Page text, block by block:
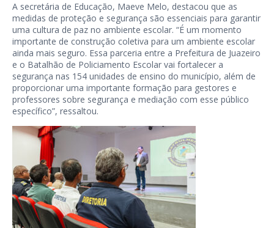
A secretária de Educação, Maeve Melo, destacou que as
medidas de proteção e segurança são essenciais para garantir
uma cultura de paz no ambiente escolar. “É um momento
importante de construção coletiva para um ambiente escolar
ainda mais seguro. Essa parceria entre a Prefeitura de Juazeiro
e o Batalhão de Policiamento Escolar vai fortalecer a
segurança nas 154 unidades de ensino do município, além de
proporcionar uma importante formação para gestores e
professores sobre segurança e mediação com esse público
específico”, ressaltou.